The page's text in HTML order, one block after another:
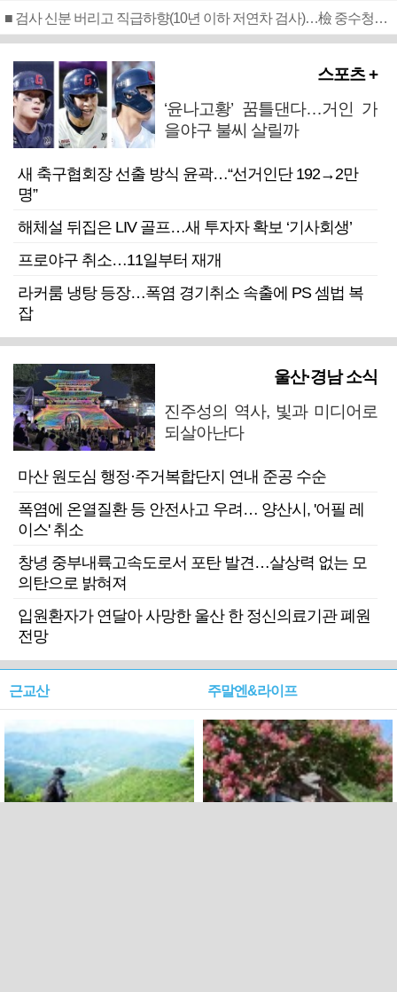
■ 검사 신분 버리고 직급하향(10년 이하 저연차 검사)…檢 중수청행 기피
스포츠 +
‘윤나고황’ 꿈틀댄다…거인 가
을야구 불씨 살릴까
새 축구협회장 선출 방식 윤곽…“선거인단 192→2만
명”
해체설 뒤집은 LIV 골프…새 투자자 확보 ‘기사회생’
프로야구 취소…11일부터 재개
라커룸 냉탕 등장…폭염 경기취소 속출에 PS 셈법 복
잡
울산·경남 소식
진주성의 역사, 빛과 미디어로
되살아난다
마산 원도심 행정·주거복합단지 연내 준공 수순
폭염에 온열질환 등 안전사고 우려… 양산시, '어필 레
이스' 취소
창녕 중부내륙고속도로서 포탄 발견…살상력 없는 모
의탄으로 밝혀져
입원환자가 연달아 사망한 울산 한 정신의료기관 폐원
전망
근교산 주말엔&라이프